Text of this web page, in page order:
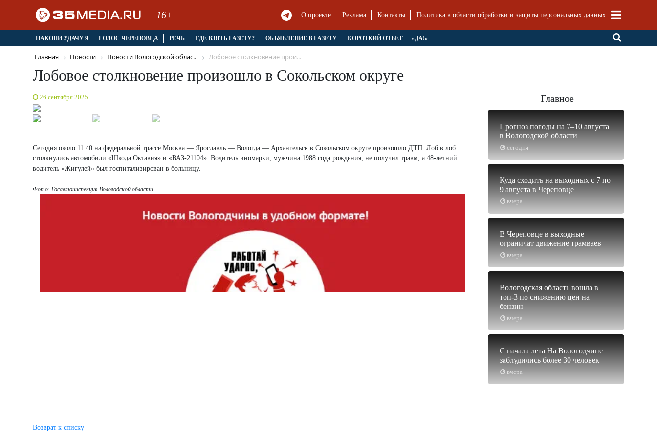
16+ О проекте Реклама Контакты Политика в области обработки и защиты персональных данных
НАКОПИ УДАЧУ 9 ГОЛОС ЧЕРЕПОВЦА РЕЧЬ ГДЕ ВЗЯТЬ ГАЗЕТУ? ОБЪЯВЛЕНИЕ В ГАЗЕТУ КОРОТКИЙ ОТВЕТ — «ДА!»
Главная Новости Новости Вологодской облас... Лобовое столкновение прои...
Лобовое столкновение произошло в Сокольском округе
26 сентября 2025
Сегодня около 11:40 на федеральной трассе Москва — Ярославль — Вологда — Архангельск в Сокольском округе произошло ДТП. Лоб в лоб
столкнулись автомобили «Шкода Октавия» и «ВАЗ-21104». Водитель иномарки, мужчина 1988 года рождения, не получил травм, а 48-летний
водитель «Жигулей» был госпитализирован в больницу.
Фото: Госавтоинспекция Вологодской области
Главное
сегодня
Прогноз погоды на 7–10 августа
в Вологодской области
вчера
Куда сходить на выходных с 7 по
9 августа в Череповце
вчера
В Череповце в выходные
ограничат движение трамваев
вчера
Вологодская область вошла в
топ-3 по снижению цен на
бензин
вчера
С начала лета На Вологодчине
заблудились более 30 человек
Возврат к списку